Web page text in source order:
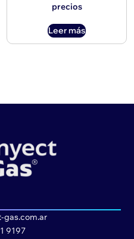
precios
Leer más
gas.com.ar
9197